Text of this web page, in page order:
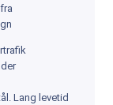
Lang levetid